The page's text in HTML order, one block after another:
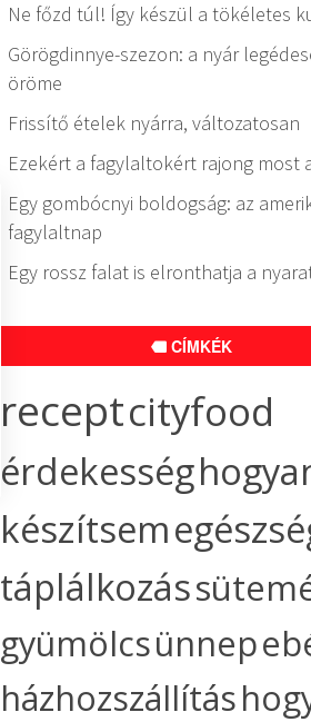
Ne főzd túl! Így készül a tökéletes
Görögdinnye-szezon: a nyár
öröme
Frissítő ételek nyárra, változatosan
Ezekért a fagylaltokért rajong most
Egy gombócnyi boldogság: az
fagylaltnap
Egy rossz falat is elronthatja a
CÍMKÉK
receptcityfood
érdekesség
készítsem
táplálkozás
gyümölcsünnep
házhozszállítás